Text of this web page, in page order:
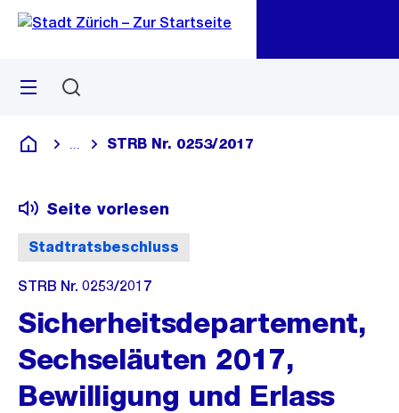
Navigation
Sprunglink
Menü
Deutsch
Blende alle Breadcrumbs ein
STRB Nr. 0253/2017
Stadtratsbeschluss
Seite vorlesen
STRB Nr. 0253/2017
Sicherheitsdepartement,
Sechseläuten 2017,
Bewilligung und Erlass